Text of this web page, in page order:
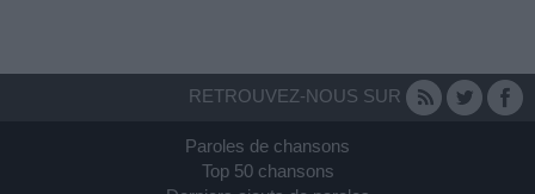
RETROUVEZ-NOUS SUR
Paroles de chansons
Top 50 chansons